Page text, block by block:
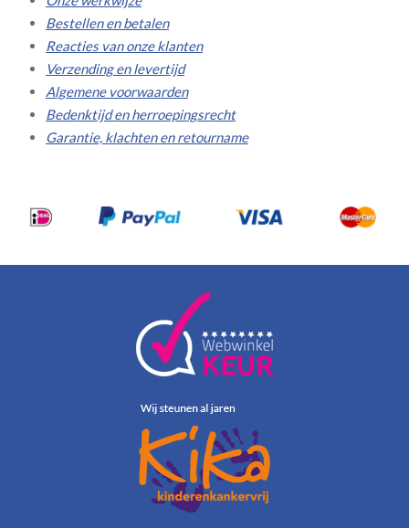
Bestellen en betalen
Reacties van onze klanten
Verzending en levertijd
Algemene voorwaarden
Bedenktijd en herroepingsrecht
Garantie, klachten en retourname